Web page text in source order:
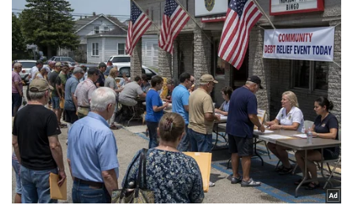
Thể thao
Bóng đá
Lịch thi đấu bóng đá
Thế giới thể thao
eSports
Hậu trường
Ô tô - Xe máy
Ô tô
Xe máy
Tư vấn